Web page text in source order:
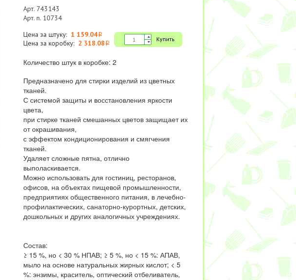
Арт. 743143
Арт. п. 10734
Цена за штуку: 1 159.04i
Цена за коробку: 2 318.08 i
Купить
Количество штук в коробке: 2
Предназначено для стирки изделий из цветных
тканей.
С системой защиты и восстановления яркости
цвета,
при стирке тканей смешанных цветов защищает их
от окрашивания,
с эффектом кондиционирования и смягчения
тканей.
Удаляет сложные пятна, отлично
выполаскивается.
Можно использовать для гостиниц, ресторанов,
офисов, на объектах пищевой промышленности,
предприятиях общественного питания, в лечебно-
профилактических, санаторно-курортных, детских,
дошкольных и других аналогичных учреждениях.
Состав:
≥ 15 %, но < 30 % НПАВ; ≥ 5 %, но < 15 %: АПАВ,
мыло на основе натуральных жирных кислот; < 5
%: энзимы, краситель, оптический отбеливатель,